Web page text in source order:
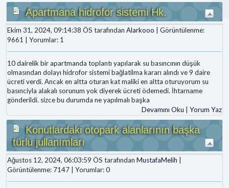
Apartmana hidrofor sistemi Hk.
Ekim 31, 2024, 09:14:38 ÖS tarafından Alarkooo | Görüntülenme:
9661 | Yorumlar: 1
10 dairelik bir apartmanda toplantı yapılarak su basıncının düşük
olmasından dolayı hidrofor sistemi bağlatilma kararı alındı ve 9 daire
ücreti verdi. Ancak en altta oturan kat maliki en altta oturuyorum su
basınciyla alakalı sorunum yok diyerek ücreti ödemedi. İhtarname
gönderildi. sizce bu durumda ne yapılmalı başka
Devamını Oku
Yorum Yaz
Konutlardaki otopark alanlarının başka
türlü jullanımları
Ağustos 12, 2024, 06:03:59 ÖS tarafından MustafaMelih
Görüntülenme: 7147 | Yorumlar: 0